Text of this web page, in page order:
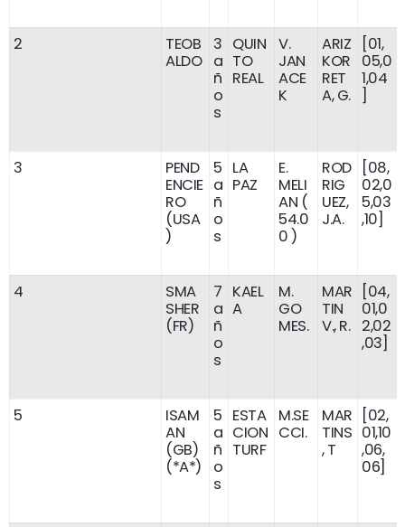
2
TEOB
ALDO
3
a
ñ
o
s
QUIN
TO
REAL
V.
JAN
ACE
K
ARIZ
KOR
RET
A, G.
[01,
05,0
1,04
]
3
PEND
ENCIE
RO
(USA
)
5
a
ñ
o
s
LA
PAZ
E.
MELI
AN (
54.0
0 )
ROD
RIG
UEZ,
J.A.
[08,
02,0
5,03
,10]
4
SMA
SHER
(FR)
7
a
ñ
o
s
KAEL
A
M.
GO
MES.
MAR
TIN
V., R.
[04,
01,0
2,02
,03]
5
ISAM
AN
(GB)
(*A*)
5
a
ñ
o
s
ESTA
CION
TURF
M.SE
CCI.
MAR
TINS
, T
[02,
01,10
,06,
06]